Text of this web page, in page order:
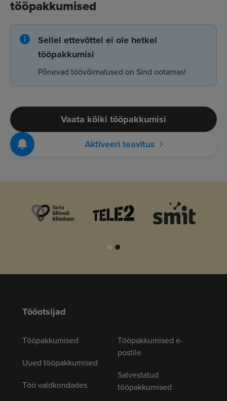
tööpakkumised
Sellel ettevõttel ei ole hetkel
tööpakkumisi
Põnevad töövõimalused on Sind ootamas!
Vaata kõiki tööpakkumisi
Aktiveeri teavitus
Tööotsijad
Tööpakkumised
Uued tööpakkumised
Töö valdkondades
Tööpakkumised e-
postile
Salvestatud
tööpakkumised